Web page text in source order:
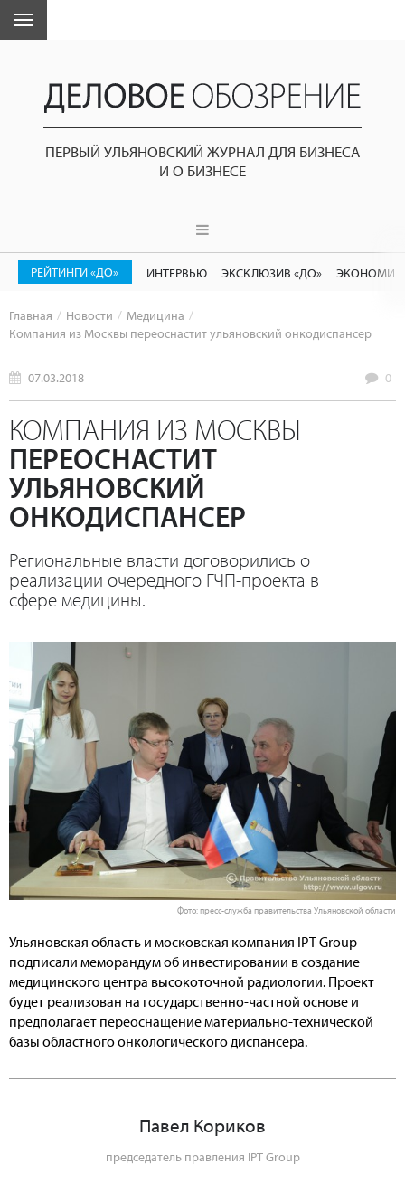
ПЕРВЫЙ УЛЬЯНОВСКИЙ ЖУРНАЛ ДЛЯ БИЗНЕСА
И О БИЗНЕСЕ
РЕЙТИНГИ «ДО» ИНТЕРВЬЮ ЭКСКЛЮЗИВ «ДО»
Главная Новости
Медицина
Компания из Москвы переоснастит ульяновский онкодиспансер
07.03.2018 0
КОМПАНИЯ ИЗ МОСКВЫ
ПЕРЕОСНАСТИТ
УЛЬЯНОВСКИЙ
ОНКОДИСПАНСЕР
Региональные власти договорились о
реализации очередного ГЧП-проекта в
сфере медицины.
Фото: пресс-служба правительства Ульяновской области
Ульяновская область и московская компания IPT Group
подписали меморандум об инвестировании в создание
медицинского центра высокоточной радиологии. Проект
будет реализован на государственно-частной основе и
предполагает переоснащение материально-технической
базы областного онкологического диспансера.
Павел Кориков
председатель правления IPT Group